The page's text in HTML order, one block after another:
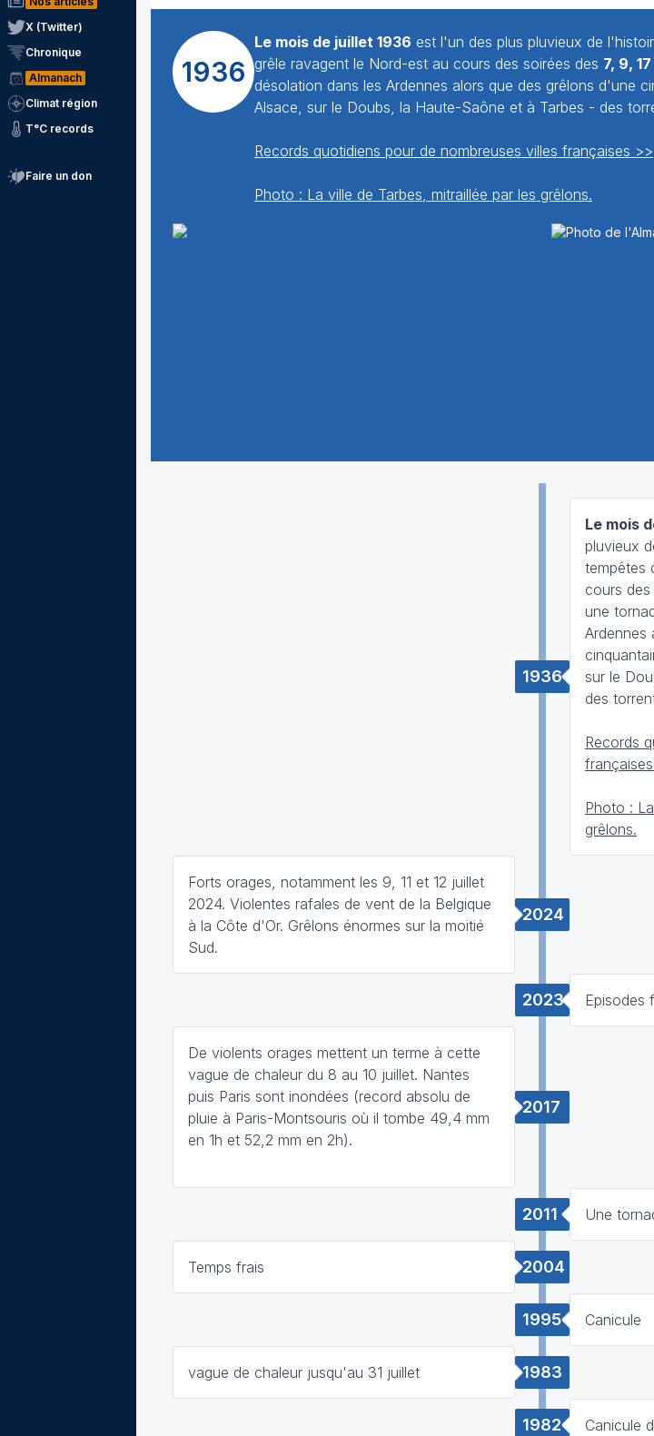
X (Twitter)
Chronique
Almanach
Climat région
T°C records
Faire un don
1936
Le mois de juillet 1936 est l'un des plus pluvieux de
grêle ravagent le Nord-est au cours des soirées des 7, 9,
désolation dans les Ardennes alors que des grêlons d'une
Alsace, sur le Doubs, la Haute-Saône et à Tarbes - des
Records quotidiens pour de nombreuses villes françaises >>
Photo : La ville de Tarbes, mitraillée par les grêlons.
1936
Le mois
pluvieux
tempêtes
cours
une
Ardennes
sur le
des
Records
Photo :
grêlons.
2024
Forts orages, notamment les 9, 11 et 12 juillet
2024. Violentes rafales de vent de la Belgique
à la Côte d'Or. Grêlons énormes sur la moitié
Sud.
2023 Episodes
2017
De violents orages mettent un terme à cette
vague de chaleur du 8 au 10 juillet. Nantes
puis Paris sont inondées (record absolu de
pluie à Paris-Montsouris où il tombe 49,4 mm
en 1h et 52,2 mm en 2h).
2011 Une
2004
Temps frais
1995 Canicule
1983
vague de chaleur jusqu'au 31 juillet
1982 Canicule